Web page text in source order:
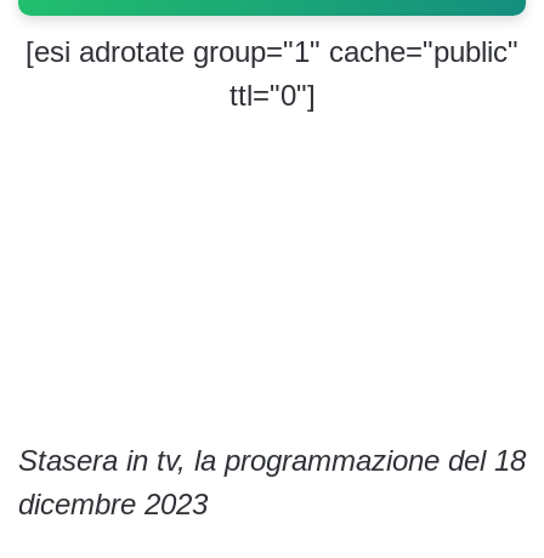
[esi adrotate group="1" cache="public"
ttl="0"]
Stasera in tv, la programmazione del 18
dicembre 2023